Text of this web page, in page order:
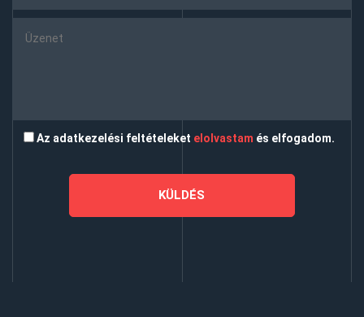
Az adatkezelési feltételeket elolvastam és elfogadom.